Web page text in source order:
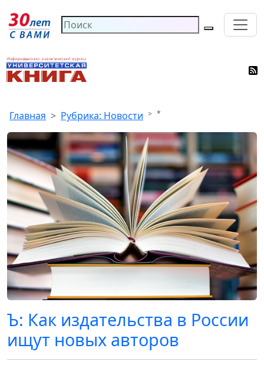
Главная Рубрика: Новости *
Ъ: Как издательства в России
ищут новых авторов